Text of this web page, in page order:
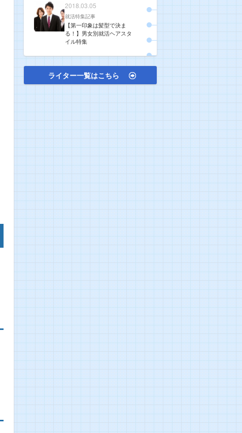
2018.03.05
就活特集記事
【第一印象は髪型で決ま
る！】男女別就活ヘアスタ
イル特集
ライター一覧はこちら